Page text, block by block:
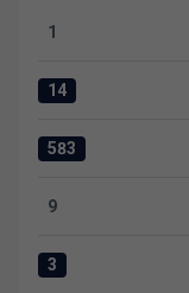
Clear
1
Total
14
Total
583
Fouls:Levante
9
Corners:Levante
3